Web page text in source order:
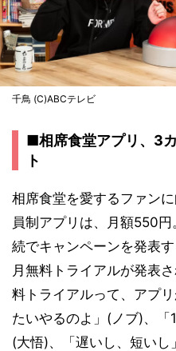
千鳥 (C)ABCテレビ
■相席食堂アプリ、3
ト
相席食堂を愛するファン
員制アプリは、月額550
続でキャンペーンを発表
月無料トライアルが発表
料トライアルって、アプ
たいやるのよ」(ノブ)、「
(大悟)、「遅いし、短いし